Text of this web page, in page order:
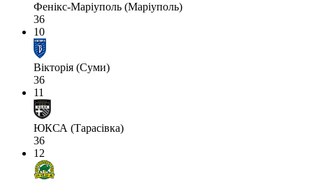
Фенікс-Маріуполь (Маріуполь)
36
10
Вікторія (Суми)
36
11
ЮКСА (Тарасівка)
36
12